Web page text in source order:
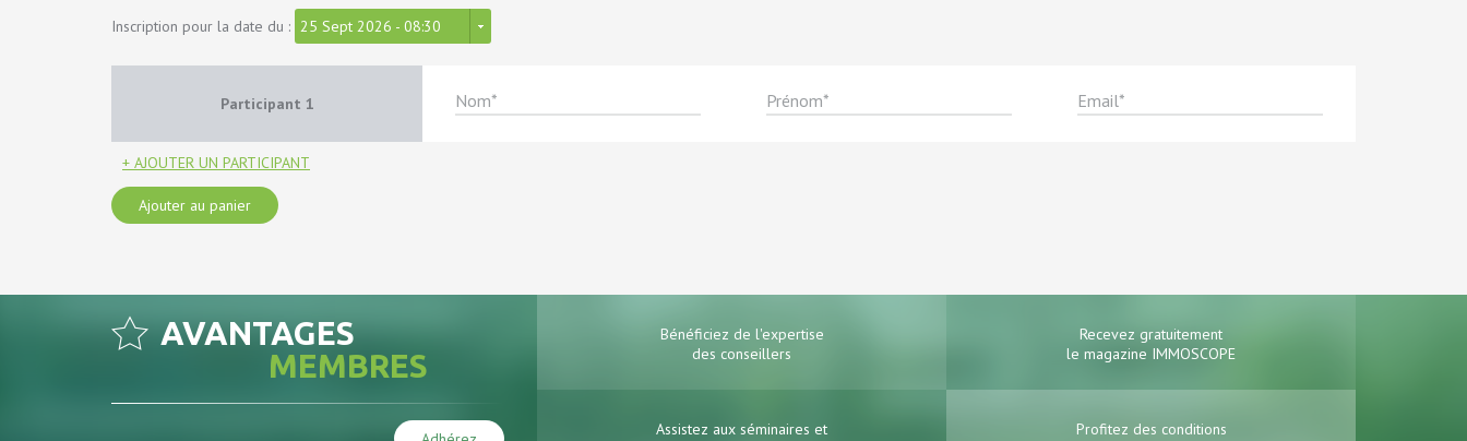
Inscription pour la date du : 25 Sept 2026 - 08:30
Participant 1
+ AJOUTER UN PARTICIPANT
Ajouter au panier
AVANTAGES
MEMBRES
Bénéficiez de l'expertise
des conseillers
Recevez gratuitement
le magazine IMMOSCOPE
Assistez aux séminaires et
Profitez des conditions